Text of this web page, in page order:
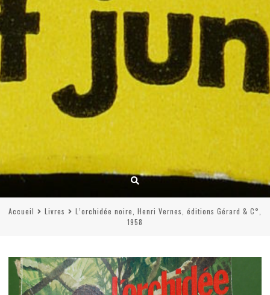
Accueil Livres
L’orchidée noire, Henri Vernes, éditions Gérard & C°,
1958